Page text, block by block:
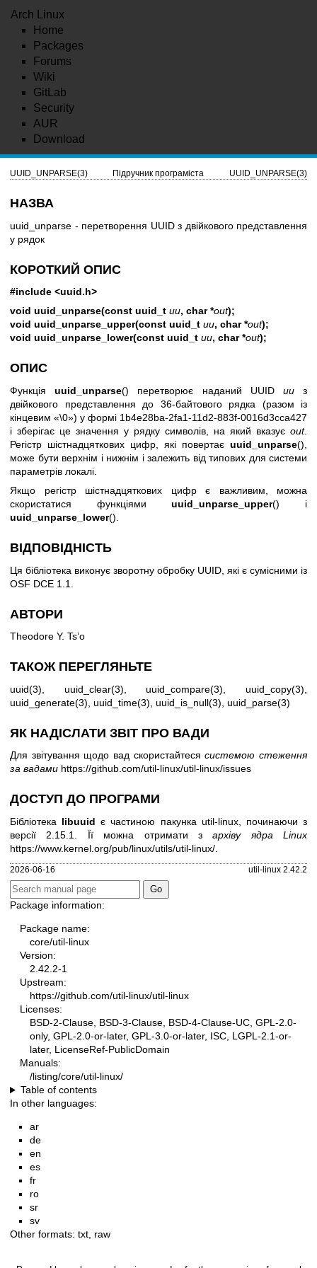
Arch Linux
Home
Packages
Forums
Wiki
GitLab
Security
AUR
Download
UUID_UNPARSE(3) Підручник програміста UUID_UNPARSE(3)
НАЗВА
uuid_unparse - перетворення UUID з двійкового представлення
у рядок
КОРОТКИЙ ОПИС
#include <uuid.h>
void uuid_unparse(const uuid_t uu, char *out);
void uuid_unparse_upper(const uuid_t uu, char *out);
void uuid_unparse_lower(const uuid_t uu, char *out);
ОПИС
Функціяuuid_unparse() перетворює наданий UUID uuз
двійкового представлення до 36-байтового рядка (разом із
кінцевим «\0») у формі 1b4e28ba-2fa1-11d2-883f-0016d3cca427
і зберігає це значення у рядку символів, на який вказує out.
Регістр шістнадцяткових цифр, які повертає uuid_unparse(),
може бути верхнім і нижнім і залежить від типових для системи
параметрів локалі.
Якщо регістр шістнадцяткових цифр є важливим, можна
скористатися функціямиuuid_unparse_upper() і
uuid_unparse_lower().
ВІДПОВІДНІСТЬ
Ця бібліотека виконує зворотну обробку UUID, які є сумісними із
OSF DCE 1.1.
АВТОРИ
Theodore Y. Ts’o
ТАКОЖ ПЕРЕГЛЯНЬТЕ
uuid(3) uuid_clear(3) ,uuid_compare(3) ,uuid_copy(3)
uuid_generate(3) uuid_time(3) uuid_is_null(3) uuid_parse(3)
ЯК НАДІСЛАТИ ЗВІТ ПРО ВАДИ
Для звітування щодо вад скористайтесясистемою стеження
за вадами https://github.com/util-linux/util-linux/issues
ДОСТУП ДО ПРОГРАМИ
Бібліотека libuuid є частиною пакунка util-linux, починаючи з
версії 2.15.1. Її можна отримати зархіву ядра Linux
https://www.kernel.org/pub/linux/utils/util-linux/
2026-06-16 util-linux 2.42.2
Package information:
Package name:
core/util-linux
Version:
2.42.2-1
Upstream:
https://github.com/util-linux/util-linux
Licenses:
BSD-2-Clause, BSD-3-Clause, BSD-4-Clause-UC, GPL-2.0-
only, GPL-2.0-or-later, GPL-3.0-or-later, ISC, LGPL-2.1-or-
later, LicenseRef-PublicDomain
Manuals:
/listing/core/util-linux/
Table of contents
In other languages:
ar
de
en
es
fr
ro
sr
sv
Other formats: txt, raw